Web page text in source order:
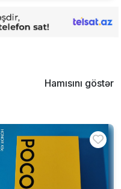
Hamısını göstər